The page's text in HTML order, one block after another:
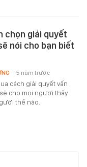
chọn giải quyết
nói cho bạn biết
cách giải quyết vấn
cho mọi người thấy
thế nào.
- 5 năm trước